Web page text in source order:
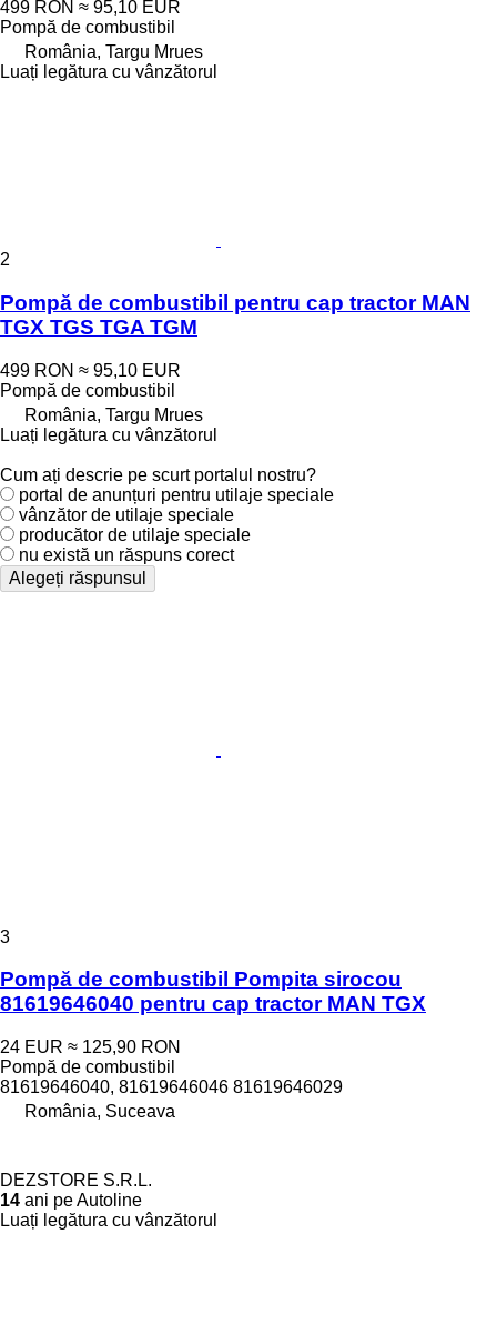
499 RON ≈ 95,10 EUR
Pompă de combustibil
România, Targu Mrues
Luați legătura cu vânzătorul
2
Pompă de combustibil pentru cap tractor MAN
TGX TGS TGA TGM
499 RON ≈ 95,10 EUR
Pompă de combustibil
România, Targu Mrues
Luați legătura cu vânzătorul
Cum ați descrie pe scurt portalul nostru?
portal de anunțuri pentru utilaje speciale
vânzător de utilaje speciale
producător de utilaje speciale
nu există un răspuns corect
Alegeți răspunsul
3
Pompă de combustibil Pompita sirocou
81619646040 pentru cap tractor MAN TGX
24 EUR ≈ 125,90 RON
Pompă de combustibil
81619646040, 81619646046 81619646029
România, Suceava
DEZSTORE S.R.L.
14 ani pe Autoline
Luați legătura cu vânzătorul